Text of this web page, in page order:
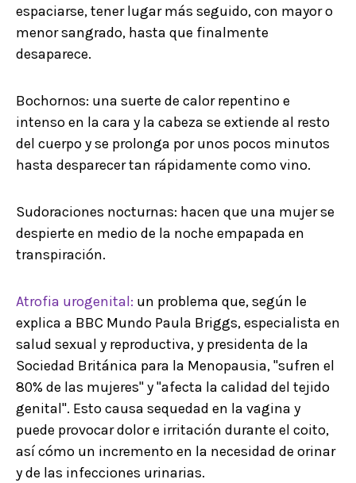
espaciarse, tener lugar más seguido, con mayor o
menor sangrado, hasta que finalmente
desaparece.
Bochornos: una suerte de calor repentino e
intenso en la cara y la cabeza se extiende al resto
del cuerpo y se prolonga por unos pocos minutos
hasta desparecer tan rápidamente como vino.
Sudoraciones nocturnas: hacen que una mujer se
despierte en medio de la noche empapada en
transpiración.
Atrofia urogenital: un problema que, según le
explica a BBC Mundo Paula Briggs, especialista en
salud sexual y reproductiva, y presidenta de la
Sociedad Británica para la Menopausia, "sufren el
80% de las mujeres" y "afecta la calidad del tejido
genital". Esto causa sequedad en la vagina y
puede provocar dolor e irritación durante el coito,
así cómo un incremento en la necesidad de orinar
y de las infecciones urinarias.